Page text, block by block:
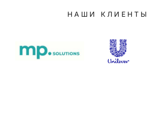
НАШИ КЛИЕНТЫ